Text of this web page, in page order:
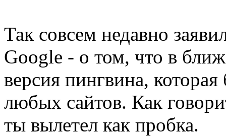
Так совсем недавно
Google - о том, что в
версия пингвина,
любых сайтов. Как
ты вылетел как пробка.